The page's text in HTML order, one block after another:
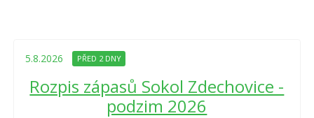
5.8.2026 PŘED 2 DNY
Rozpis zápasů Sokol Zdechovice -
podzim 2026